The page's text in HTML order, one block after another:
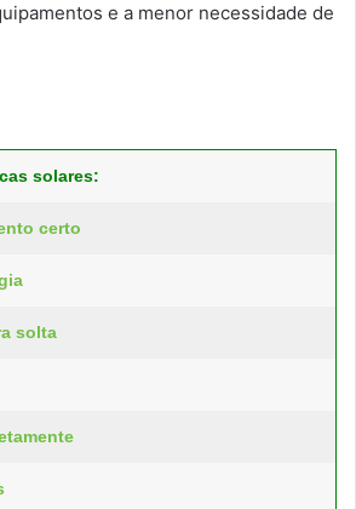
e a menor necessidade de
solares:
certo
solta